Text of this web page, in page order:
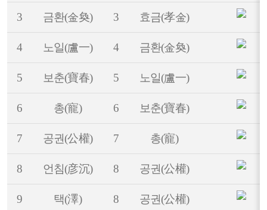
3 금환(金奐) 3 효금(孝金)
4 노일(盧一) 4 금환(金奐)
5 보춘(寶春) 5 노일(盧一)
6 총(寵) 6 보춘(寶春)
7 공권(公權) 7 총(寵)
8 언침(彦沉) 8 공권(公權)
9 택(澤) 8 공권(公權)